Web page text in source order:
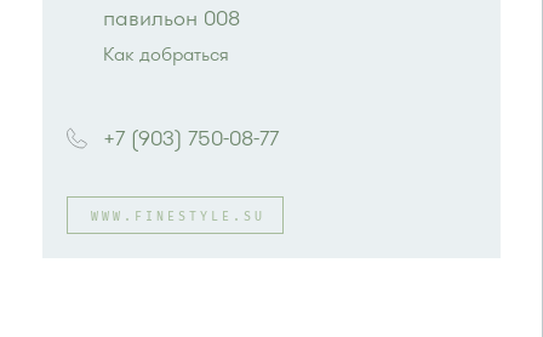
Как добраться
Автобусы № 2, 3, 9, 11, 19, 31, 32.
Маршрутка № 409м, 419м
Автобусы № 1, 3, 8, 11, 19, 29, 32, 400, 400э.
Маршрутка № 408м, 419м, 476м
+7 (903) 750-08-77
WWW.FINESTYLE.SU